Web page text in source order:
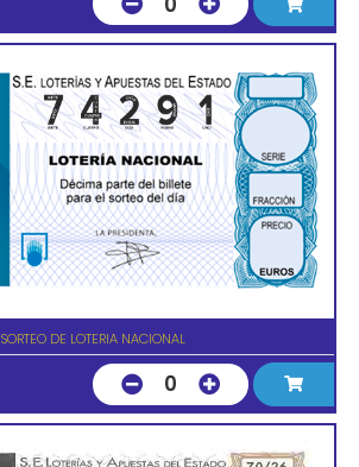
SORTEO DE LOTERIA NACIONAL
0